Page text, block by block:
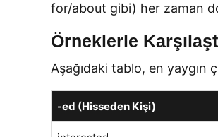
for/about gibi) her zaman
Örneklerle
Aşağıdaki tablo, en yaygın
-ed (Hisseden Kişi)